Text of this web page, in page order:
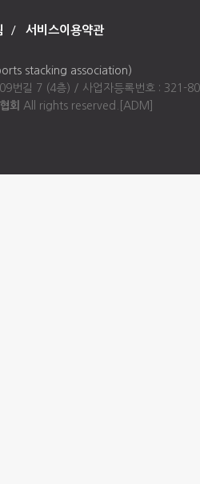
/ 서비스이용약관
stacking association)
번길 7 (4층) / 사업자등록번호 :
회 All rights reserved. [ADM]